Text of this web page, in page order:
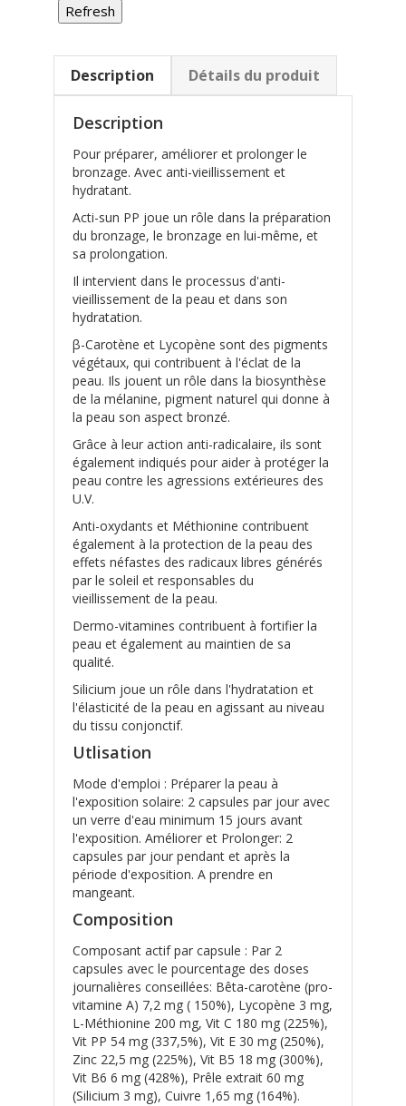
Description Détails du produit
Description
Pour préparer, améliorer et prolonger le
bronzage. Avec anti-vieillissement et
hydratant.
Acti-sun PP joue un rôle dans la préparation
du bronzage, le bronzage en lui-même, et
sa prolongation.
Il intervient dans le processus d'anti-
vieillissement de la peau et dans son
hydratation.
β-Carotène et Lycopène sont des pigments
végétaux, qui contribuent à l'éclat de la
peau. Ils jouent un rôle dans la biosynthèse
de la mélanine, pigment naturel qui donne à
la peau son aspect bronzé.
Grâce à leur action anti-radicalaire, ils sont
également indiqués pour aider à protéger la
peau contre les agressions extérieures des
U.V.
Anti-oxydants et Méthionine contribuent
également à la protection de la peau des
effets néfastes des radicaux libres générés
par le soleil et responsables du
vieillissement de la peau.
Dermo-vitamines contribuent à fortifier la
peau et également au maintien de sa
qualité.
Silicium joue un rôle dans l'hydratation et
l'élasticité de la peau en agissant au niveau
du tissu conjonctif.
Utlisation
Mode d'emploi : Préparer la peau à
l'exposition solaire: 2 capsules par jour avec
un verre d'eau minimum 15 jours avant
l'exposition. Améliorer et Prolonger: 2
capsules par jour pendant et après la
période d'exposition. A prendre en
mangeant.
Composition
Composant actif par capsule : Par 2
capsules avec le pourcentage des doses
journalières conseillées: Bêta-carotène (pro-
vitamine A) 7,2 mg ( 150%), Lycopène 3 mg,
L-Méthionine 200 mg, Vit C 180 mg (225%),
Vit PP 54 mg (337,5%), Vit E 30 mg (250%),
Zinc 22,5 mg (225%), Vit B5 18 mg (300%),
Vit B6 6 mg (428%), Prêle extrait 60 mg
(Silicium 3 mg), Cuivre 1,65 mg (164%).